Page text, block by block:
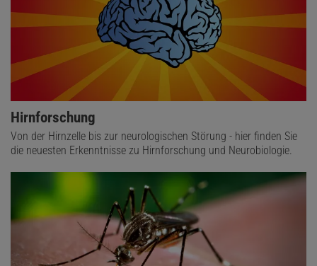
Hirnforschung
Von der Hirnzelle bis zur neurologischen Störung - hier finden Sie
die neuesten Erkenntnisse zu Hirnforschung und Neurobiologie.